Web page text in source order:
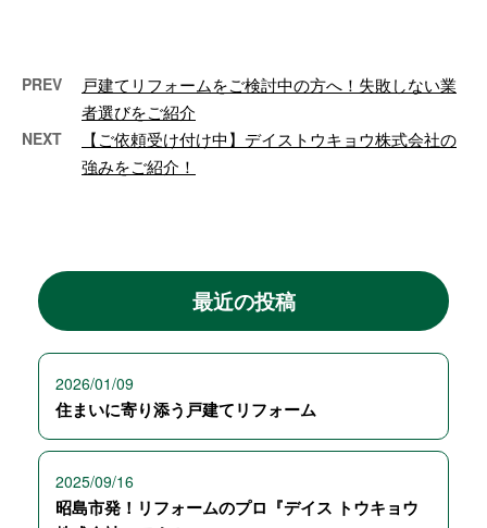
PREV
戸建てリフォームをご検討中の方へ！失敗しない業
者選びをご紹介
NEXT
【ご依頼受け付け中】デイストウキョウ株式会社の
強みをご紹介！
最近の投稿
2026/01/09
住まいに寄り添う戸建てリフォーム
2025/09/16
昭島市発！リフォームのプロ『デイス トウキョウ